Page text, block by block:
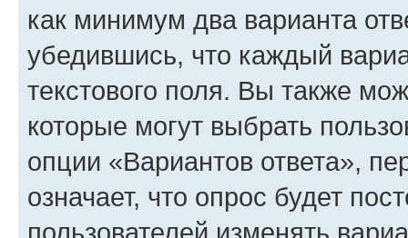
как минимум два варианта
убедившись, что каждый
текстового поля. Вы также
которые могут выбрать
опции «Вариантов ответа»,
означает, что опрос будет